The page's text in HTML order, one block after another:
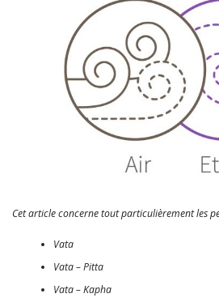
Cet article concerne tout particulièrement les
Vata
Vata – Pitta
Vata – Kapha